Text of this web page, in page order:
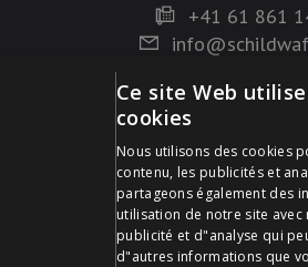
+41 61 861
Mode de
Visitez-nous sur les médias
Ce site Web
cookies
Nous utilisons des cookies
contenu, les publicités et
partageons également des
utilisation de notre site avec
publicité et d"analyse qui
d"autres informations que